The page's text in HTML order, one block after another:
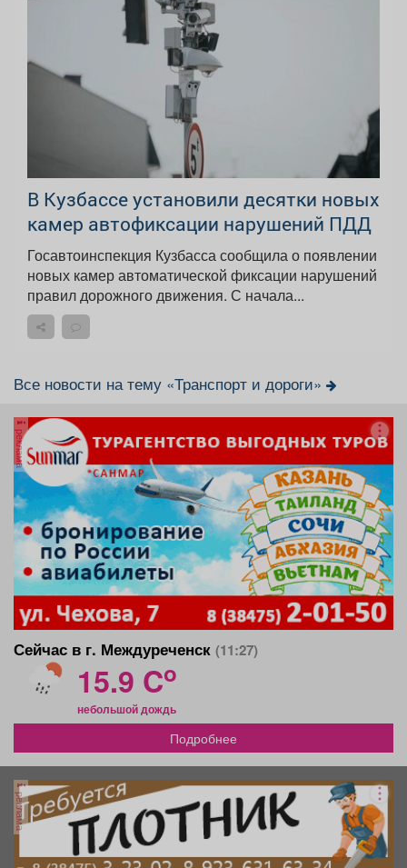
В Кузбассе установили десятки новых
камер автофиксации нарушений ПДД
Госавтоинспекция Кузбасса сообщила о появлении
новых камер автоматической фиксации нарушений
правил дорожного движения. С начала...
Все новости на тему «Транспорт и дороги»
реклама
Сейчас в г. Междуреченск (11:27)
15.9 Co
небольшой дождь
Подробнее
реклама